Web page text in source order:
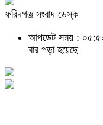
ফরিদগঞ্জ সংবাদ ডেস্ক
আপডেট সময় :
বার পড়া হয়েছে